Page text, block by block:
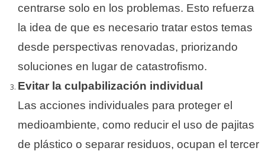
centrarse solo en los problemas. Esto refuerza
la idea de que es necesario tratar estos temas
desde perspectivas renovadas, priorizando
soluciones en lugar de catastrofismo.
Evitar la culpabilización individual
Las acciones individuales para proteger el
medioambiente, como reducir el uso de pajitas
de plástico o separar residuos, ocupan el tercer